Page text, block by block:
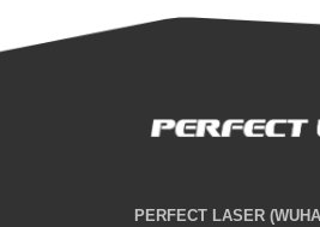
PERFECT LASER